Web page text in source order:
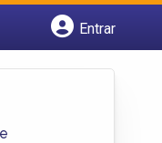
Entrar